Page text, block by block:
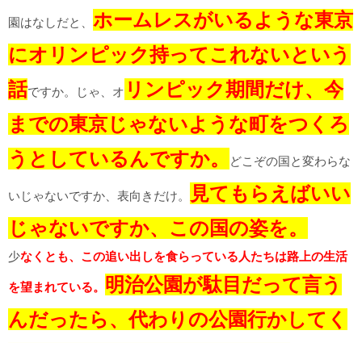
園はなしだと、 ホームレスがいるような東京
にオリンピック持ってこれないという
話ですか。じゃ、オ リンピック期間だけ、今
までの東京じゃないような町をつくろ
うとしているんですか。
どこぞの国と変わらな
いじゃないですか、表向きだけ。
見てもらえばいい
じゃないですか、この国の姿を。
少なくとも、この追い出しを食らっている人たちは路上の生活
を望まれている。 明治公園が駄目だって言う
んだったら、代わりの公園行かしてく